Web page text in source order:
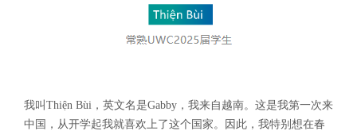
我叫Thiện Bùi，英文名是Gabby，我来自越南。这是我第一次来
中国，从开学起我就喜欢上了这个国家。因此，我特别想在春